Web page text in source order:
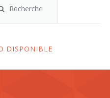
Recherche
DISPONIBLE